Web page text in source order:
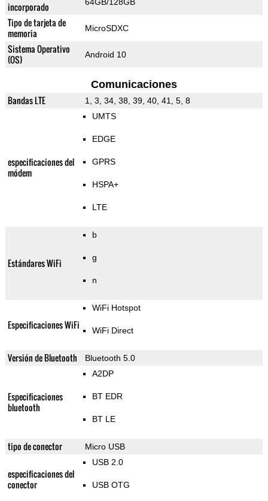
incorporado
Tipo de tarjeta de
memoria
MicroSDXC
Sistema Operativo
(OS)
Android 10
Comunicaciones
Bandas LTE 1, 3, 34, 38, 39, 40, 41, 5, 8
especificaciones del
módem
UMTS
EDGE
GPRS
HSPA+
LTE
Estándares WiFi
b
g
n
Especificaciones WiFi
WiFi Hotspot
WiFi Direct
Versión de Bluetooth Bluetooth 5.0
Especificaciones
bluetooth
A2DP
BT EDR
BT LE
tipo de conector Micro USB
especificaciones del
conector
USB 2.0
USB OTG